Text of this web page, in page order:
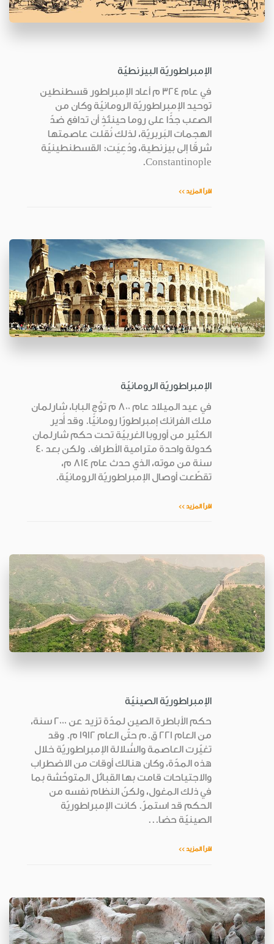
الإمبراطوريّة البيزنطيّة
في عام 324 م أعاد الإمبراطور قسطنطين
توحيد الإمبراطوريّة الرومانيّة وكان من
الصعب جدًّا على روما حينئذٍ أن تدافع ضدّ
الهجمات البَربريّة، لذلك نُقلت عاصمتها
شرقًا إلى بيزنطية، ودُعِيَت: القسطنطينيّة
Constantinople.
اقرأ المزيد >>
الإمبراطوريّة الرومانيّة
في عيد الميلاد عام 800 م توَّج البابا، شارلمان
ملك الفرانك إمبراطورًا رومانيًّا. وقد أُدير
الكثير من أوروبا الغربيّة تحت حكم شارلمان
كدولة واحدة مترامية الأطراف. ولكن بعد 40
سنة من موته، الذي حدث عام 814 م،
تقطّعت أوصال الإمبراطوريّة الرومانيّة.
اقرأ المزيد >>
الإمبراطوريّة الصينيّة
حكم الأباطرة الصين لمدّة تزيد عن 2000 سنة،
من العام 221 ق.م حتّى العام 1912 م. وقد
تغيّرت العاصمة والسُّلالة الإمبراطوريّة خلال
هذه المدّة، وكان هنالك أوقات من الاضطراب
والاجتياحات قامت بها القبائل المتوحِّشة بما
في ذلك المغول، ولكنّ النظام نفسه من
الحكم قد استمرّ. كانت الإمبراطوريّة
الصينيّة حضا...
اقرأ المزيد >>